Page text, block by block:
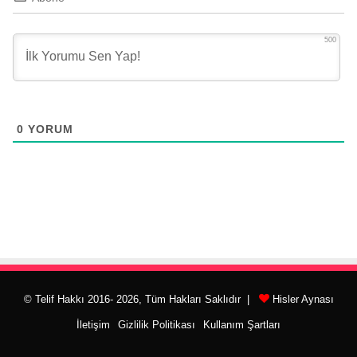
500
0 YORUM
© Telif Hakkı 2016- 2026, Tüm Hakları Saklıdır | Hisler Aynası
İletişim Gizlilik Politikası Kullanım Şartları